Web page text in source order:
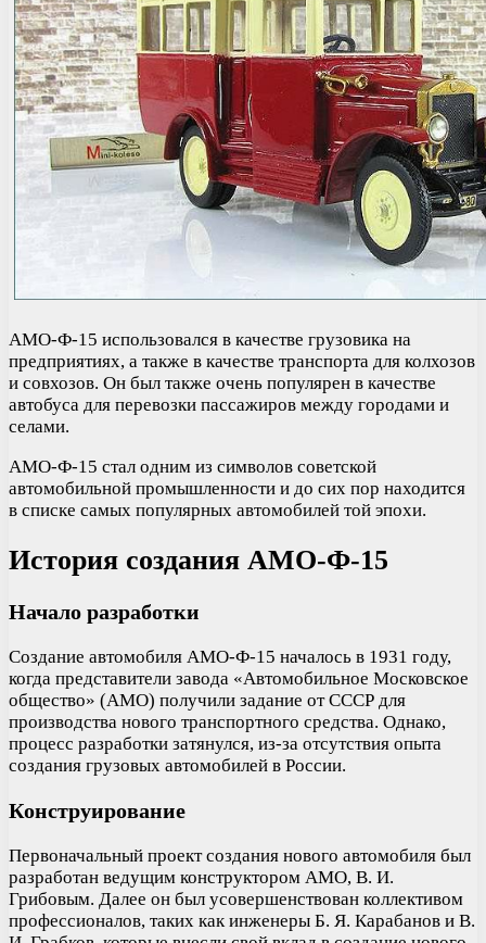
АМО-Ф-15 использовался в качестве грузовика на
предприятиях, а также в качестве транспорта для колхозов
и совхозов. Он был также очень популярен в качестве
автобуса для перевозки пассажиров между городами и
селами.
АМО-Ф-15 стал одним из символов советской
автомобильной промышленности и до сих пор находится
в списке самых популярных автомобилей той эпохи.
История создания АМО-Ф-15
Начало разработки
Создание автомобиля АМО-Ф-15 началось в 1931 году,
когда представители завода «Автомобильное Московское
общество» (АМО) получили задание от СССР для
производства нового транспортного средства. Однако,
процесс разработки затянулся, из-за отсутствия опыта
создания грузовых автомобилей в России.
Конструирование
Первоначальный проект создания нового автомобиля был
разработан ведущим конструктором АМО, В. И.
Грибовым. Далее он был усовершенствован коллективом
профессионалов, таких как инженеры Б. Я. Карабанов и В.